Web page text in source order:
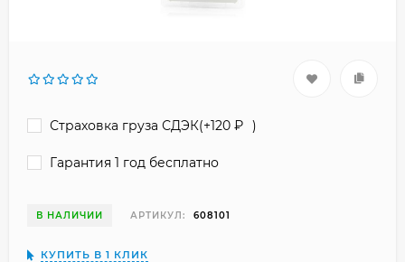
Страховка груза СДЭК(+120 )
Гарантия 1 год бесплатно
В НАЛИЧИИ АРТИКУЛ: 608101
КУПИТЬ В 1 КЛИК